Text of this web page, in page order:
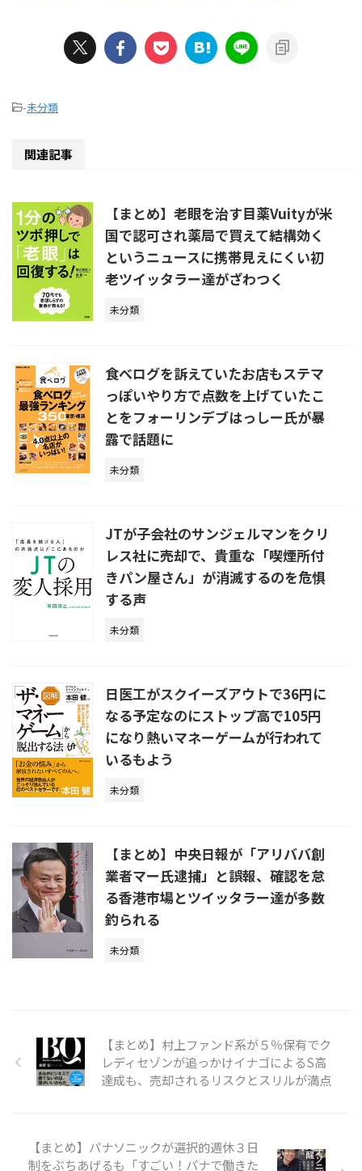
-未分類
関連記事
【まとめ】老眼を治す目薬Vuityが米
国で認可され薬局で買えて結構効く
というニュースに携帯見えにくい初
老ツイッタラー達がざわつく
未分類
食べログを訴えていたお店もステマ
っぽいやり方で点数を上げていたこ
とをフォーリンデブはっしー氏が暴
露で話題に
未分類
JTが子会社のサンジェルマンをクリ
レス社に売却で、貴重な「喫煙所付
きパン屋さん」が消滅するのを危惧
する声
未分類
日医工がスクイーズアウトで36円に
なる予定なのにストップ高で105円
になり熱いマネーゲームが行われて
いるもよう
未分類
【まとめ】中央日報が「アリババ創
業者マー氏逮捕」と誤報、確認を怠
る香港市場とツイッタラー達が多数
釣られる
未分類
【まとめ】村上ファンド系が５％保有でク
レディセゾンが追っかけイナゴによるS高
達成も、売却されるリスクとスリルが満点
【まとめ】パナソニックが選択的週休３日
制をぶちあげるも「すごい！パナで働きた